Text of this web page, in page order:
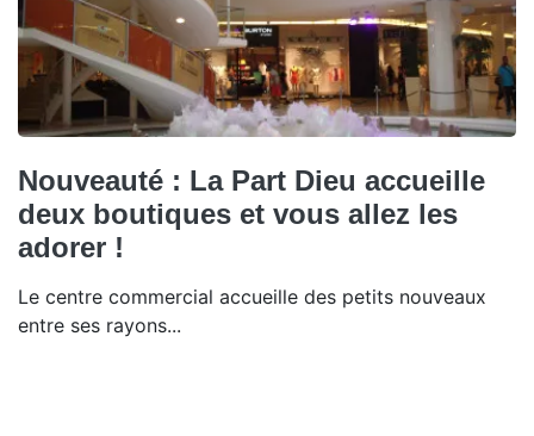
Nouveauté : La Part Dieu accueille
deux boutiques et vous allez les
adorer !
Le centre commercial accueille des petits nouveaux
entre ses rayons...